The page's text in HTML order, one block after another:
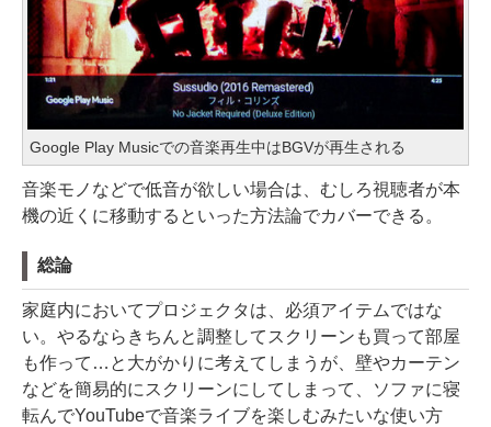
Google Play Musicでの音楽再生中はBGVが再生される
音楽モノなどで低音が欲しい場合は、むしろ視聴者が本
機の近くに移動するといった方法論でカバーできる。
総論
家庭内においてプロジェクタは、必須アイテムではな
い。やるならきちんと調整してスクリーンも買って部屋
も作って…と大がかりに考えてしまうが、壁やカーテン
などを簡易的にスクリーンにしてしまって、ソファに寝
転んでYouTubeで音楽ライブを楽しむみたいな使い方